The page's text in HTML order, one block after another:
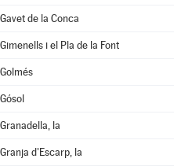
Gavet de la Conca
Gimenells i el Pla de la Font
Golmés
Gósol
Granadella, la
Granja d'Escarp, la